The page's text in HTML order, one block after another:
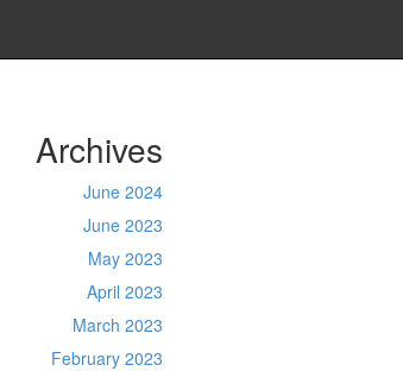
Archives
June 2024
June 2023
May 2023
April 2023
March 2023
February 2023